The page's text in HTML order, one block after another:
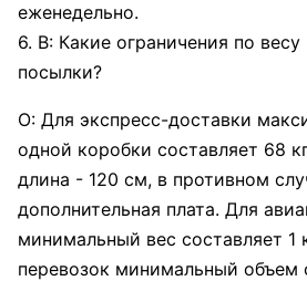
еженедельно.
6. В: Какие ограничения по
посылки?
О: Для экспресс-доставки
одной коробки составляет 68
длина - 120 см, в противном
дополнительная плата. Для
минимальный вес составляет 1
перевозок минимальный объем